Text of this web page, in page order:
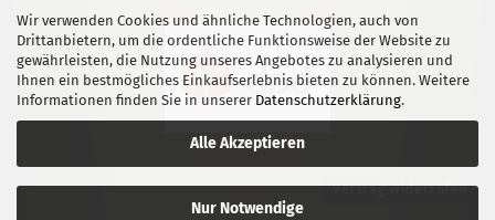
Wir verwenden Cookies und ähnliche Technologien, auch von
Drittanbietern, um die ordentliche Funktionsweise der Website zu
gewährleisten, die Nutzung unseres Angebotes zu analysieren und
Ihnen ein bestmögliches Einkaufserlebnis bieten zu können. Weitere
Informationen finden Sie in unserer Datenschutzerklärung.
Alle Akzeptieren
Nur Notwendige
Vertrag widerrufen